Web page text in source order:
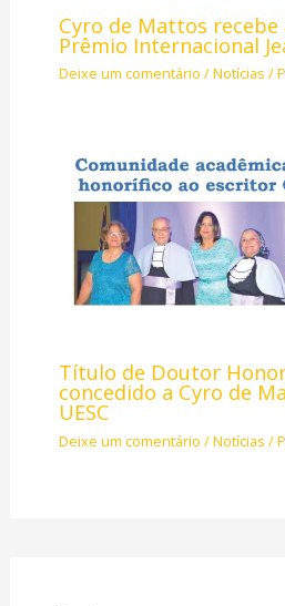
Cyro de Mattos recebe
Prêmio Internacional
Deixe um comentário /Notícias /
Título de Doutor
concedido a Cyro de
UESC
Deixe um comentário /Notícias /